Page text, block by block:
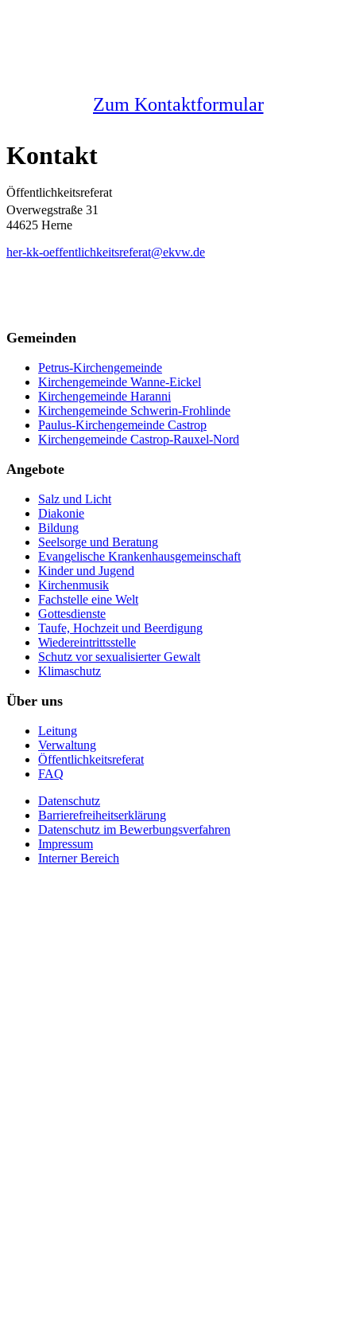
Zum Kontaktformular
Kontakt
Öffentlichkeitsreferat
Overwegstraße 31
44625 Herne
her-kk-oeffentlichkeitsreferat@ekvw.de
Gemeinden
Petrus-Kirchengemeinde
Kirchengemeinde Wanne-Eickel
Kirchengemeinde Haranni
Kirchengemeinde Schwerin-Frohlinde
Paulus-Kirchengemeinde Castrop
Kirchengemeinde Castrop-Rauxel-Nord
Angebote
Salz und Licht
Diakonie
Bildung
Seelsorge und Beratung
Evangelische Krankenhausgemeinschaft
Kinder und Jugend
Kirchenmusik
Fachstelle eine Welt
Gottesdienste
Taufe, Hochzeit und Beerdigung
Wiedereintrittsstelle
Schutz vor sexualisierter Gewalt
Klimaschutz
Über uns
Leitung
Verwaltung
Öffentlichkeitsreferat
FAQ
Datenschutz
Barrierefreiheitserklärung
Datenschutz im Bewerbungsverfahren
Impressum
Interner Bereich